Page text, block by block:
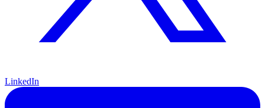
LinkedIn